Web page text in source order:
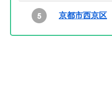
京都市西京区